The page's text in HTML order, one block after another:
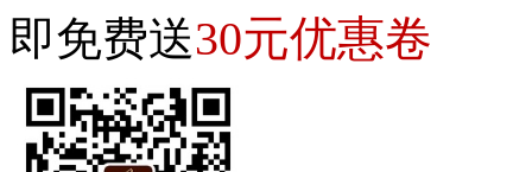
即免费送30元优惠卷